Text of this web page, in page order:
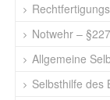
Notwehr –
Allgemeine
Selbsthilfe des